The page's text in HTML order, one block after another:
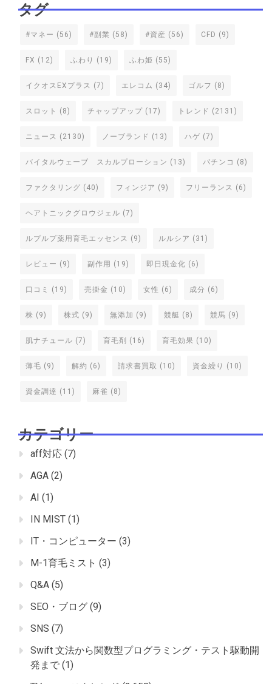
タグ
#マネー (56) #副業 (58) #資産 (56) CFD (9)
FX (12) ふわり (19) ふわ姫 (55)
イクオスEXプラス (7) エレコム (34) ゴルフ (8)
スロット (8) チャップアップ (17) トレンド (2131)
ニュース (2130) ノーブランド (13) ハゲ (7)
バイタルウェーブ スカルプローション (13) パチンコ (8)
ファクタリング (40) フィンジア (9) フリーランス (6)
ヘアトニックグロウジェル (7)
ルプルプ薬用育毛エッセンス (9) ルルシア (31)
レビュー (9) 副作用 (19) 即日現金化 (6)
口コミ (19) 売掛金 (10) 女性 (6) 成分 (6)
株 (9) 株式 (9) 無添加 (9) 競艇 (8) 競馬 (9)
肌ナチュール (7) 育毛剤 (16) 育毛効果 (10)
薄毛 (9) 解約 (6) 請求書買取 (10) 資金繰り (10)
資金調達 (11) 麻雀 (8)
カテゴリー
aff対応 (7)
AGA (2)
AI (1)
IN MIST (1)
IT・コンピューター (3)
M-1育毛ミスト (3)
Q&A (5)
SEO・ブログ (9)
SNS (7)
Swift 文法から関数型プログラミング・テスト駆動開
発まで (1)